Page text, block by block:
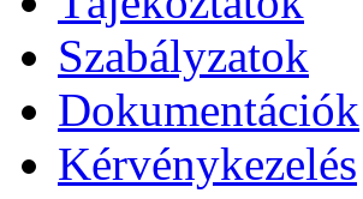
Szabályzatok
Dokumentációk
Kérvénykezelés